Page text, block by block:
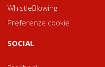
WhistleBlowing
Preferenze cookie
SOCIAL